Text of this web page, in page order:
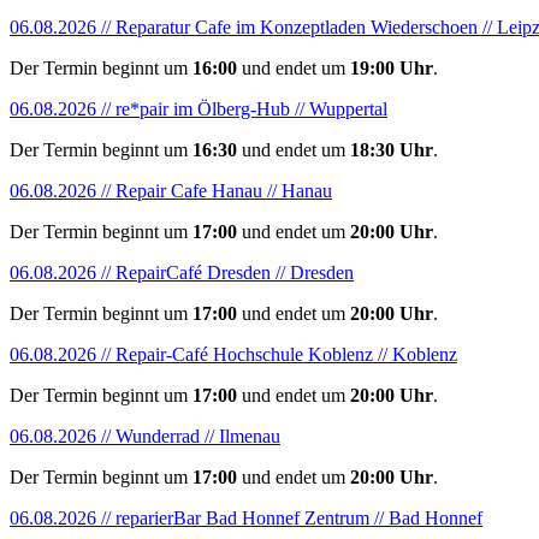
06.08.2026 // Reparatur Cafe im Konzeptladen Wiederschoen //
Der Termin beginnt um 16:00 und endet um 19:00 Uhr.
06.08.2026 // re*pair im Ölberg-Hub // Wuppertal
Der Termin beginnt um 16:30 und endet um 18:30 Uhr.
06.08.2026 // Repair Cafe Hanau // Hanau
Der Termin beginnt um 17:00 und endet um 20:00 Uhr.
06.08.2026 // RepairCafé Dresden // Dresden
Der Termin beginnt um 17:00 und endet um 20:00 Uhr.
06.08.2026 // Repair-Café Hochschule Koblenz // Koblenz
Der Termin beginnt um 17:00 und endet um 20:00 Uhr.
06.08.2026 // Wunderrad // Ilmenau
Der Termin beginnt um 17:00 und endet um 20:00 Uhr.
06.08.2026 // reparierBar Bad Honnef Zentrum // Bad Honnef